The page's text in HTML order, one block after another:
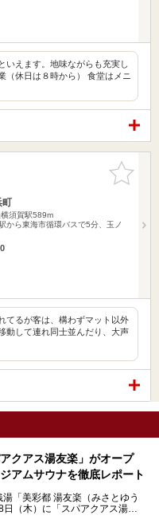
いえます。地味ながらも充実し
（休日は８時から） 食堂はメニ
お気に入
りに追加
町
横須賀駅589m
から東海市循環バスで5分、玉ノ
てるが客は、構わずマット以外
動して連れ同士並んだり、大声
クアス湯友楽」がオープ
アムサウナを徹底レポート
「美彩都 湯友楽（みさとゆう
（木）に「スパアクアス湯友